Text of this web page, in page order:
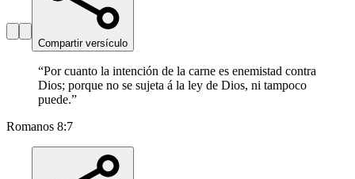
Compartir versículo
“Por cuanto la intención de la carne es enemistad contra
Dios; porque no se sujeta á la ley de Dios, ni tampoco
puede.”
Romanos 8:7